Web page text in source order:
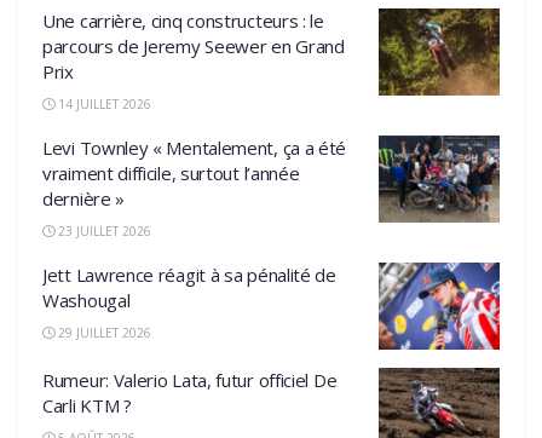
Une carrière, cinq constructeurs : le
parcours de Jeremy Seewer en Grand
Prix
14 JUILLET 2026
Levi Townley « Mentalement, ça a été
vraiment difficile, surtout l’année
dernière »
23 JUILLET 2026
Jett Lawrence réagit à sa pénalité de
Washougal
29 JUILLET 2026
Rumeur: Valerio Lata, futur officiel De
Carli KTM ?